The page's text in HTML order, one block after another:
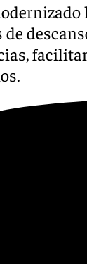
de
área,
y
y el